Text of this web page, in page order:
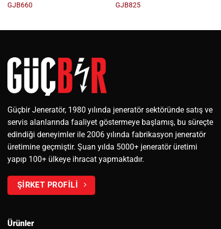
GJB660 GJB825
Güçbir Jeneratör, 1980 yılında jeneratör sektöründe satış ve
servis alanlarında faaliyet göstermeye başlamış, bu süreçte
edindiği deneyimler ile 2006 yılında fabrikasyon jeneratör
üretimine geçmiştir. Şuan yılda 5000+ jeneratör üretimi
yapıp 100+ ülkeye ihracat yapmaktadır.
ŞİRKET PROFİLİ
Ürünler